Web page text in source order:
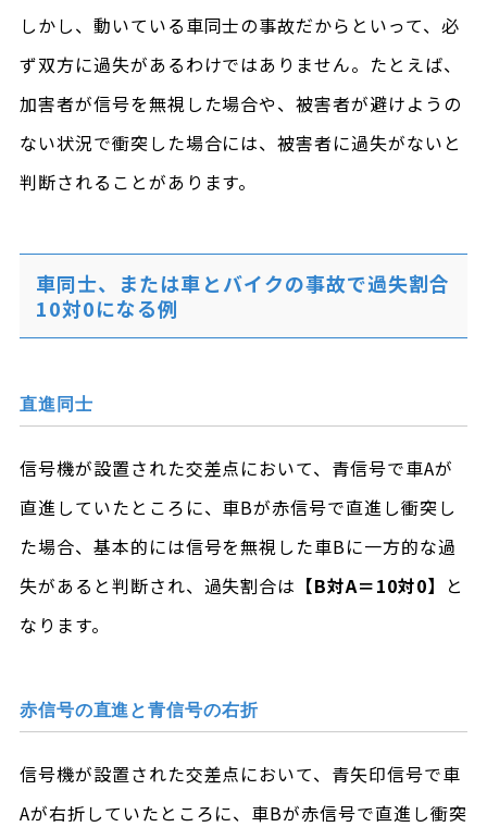
しかし、動いている車同士の事故だからといって、必
ず双方に過失があるわけではありません。たとえば、
加害者が信号を無視した場合や、被害者が避けようの
ない状況で衝突した場合には、被害者に過失がないと
判断されることがあります。
車同士、または車とバイクの事故で過失割合
10対0になる例
直進同士
信号機が設置された交差点において、青信号で車Aが
直進していたところに、車Bが赤信号で直進し衝突し
た場合、基本的には信号を無視した車Bに一方的な過
失があると判断され、過失割合は 【B対A＝10対0】 と
なります。
赤信号の直進と青信号の右折
信号機が設置された交差点において、青矢印信号で車
Aが右折していたところに、車Bが赤信号で直進し衝突